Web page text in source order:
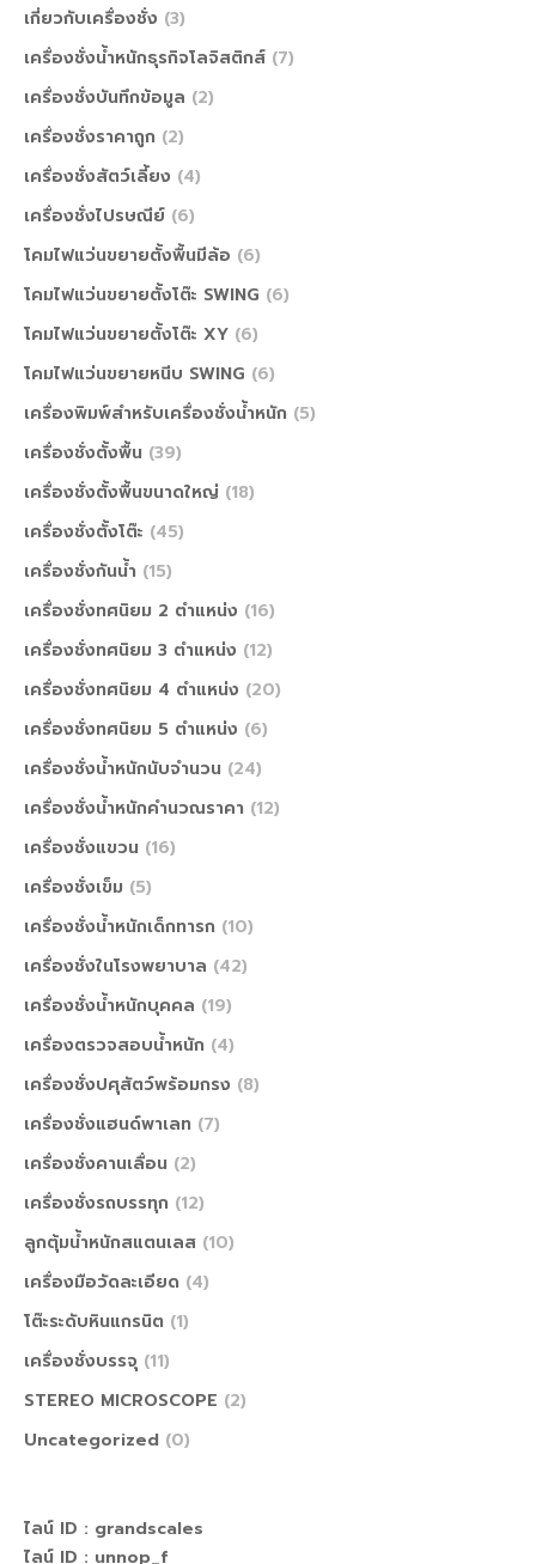
เกี่ยวกับเครื่องชั่ง (3)
เครื่องชั่งน้ำหนักธุรกิจโลจิสติกส์ (7)
เครื่องชั่งบันทึกข้อมูล (2)
เครื่องชั่งราคาถูก (2)
เครื่องชั่งสัตว์เลี้ยง (4)
เครื่องชั่งไปรษณีย์ (6)
โคมไฟแว่นขยายตั้งพื้นมีล้อ (6)
โคมไฟแว่นขยายตั้งโต๊ะ SWING (6)
โคมไฟแว่นขยายตั้งโต๊ะ XY (6)
โคมไฟแว่นขยายหนีบ SWING (6)
เครื่องพิมพ์สำหรับเครื่องชั่งน้ำหนัก (5)
เครื่องชั่งตั้งพื้น (39)
เครื่องชั่งตั้งพื้นขนาดใหญ่ (18)
เครื่องชั่งตั้งโต๊ะ (45)
เครื่องชั่งกันน้ำ (15)
เครื่องชั่งทศนิยม 2 ตำแหน่ง (16)
เครื่องชั่งทศนิยม 3 ตำแหน่ง (12)
เครื่องชั่งทศนิยม 4 ตำแหน่ง (20)
เครื่องชั่งทศนิยม 5 ตำแหน่ง (6)
เครื่องชั่งน้ำหนักนับจำนวน (24)
เครื่องชั่งน้ำหนักคำนวณราคา (12)
เครื่องชั่งแขวน (16)
เครื่องชั่งเข็ม (5)
เครื่องชั่งน้ำหนักเด็กทารก (10)
เครื่องชั่งในโรงพยาบาล (42)
เครื่องชั่งน้ำหนักบุคคล (19)
เครื่องตรวจสอบน้ำหนัก (4)
เครื่องชั่งปศุสัตว์พร้อมกรง (8)
เครื่องชั่งแฮนด์พาเลท (7)
เครื่องชั่งคานเลื่อน (2)
เครื่องชั่งรถบรรทุก (12)
ลูกตุ้มน้ำหนักสแตนเลส (10)
เครื่องมือวัดละเอียด (4)
โต๊ะระดับหินแกรนิต (1)
เครื่องชั่งบรรจุ (11)
STEREO MICROSCOPE (2)
Uncategorized (0)
ไลน์ ID : grandscales
ไลน์ ID : unnop_f